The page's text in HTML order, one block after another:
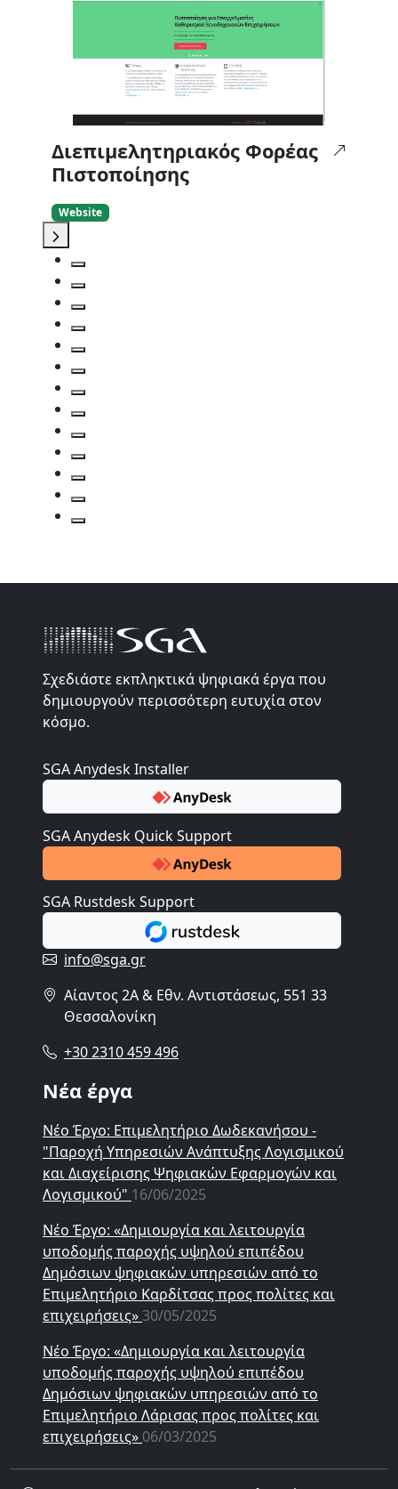
Διεπιμελητηριακός Φορέας
Πιστοποίησης
Website
Σχεδιάστε εκπληκτικά ψηφιακά έργα που
δημιουργούν περισσότερη ευτυχία στον
κόσμο.
SGA Anydesk Installer
SGA Anydesk Quick Support
SGA Rustdesk Support
info@sga.gr
Αίαντος 2A & Εθν. Αντιστάσεως, 551 33
Θεσσαλονίκη
+30 2310 459 496
Νέα έργα
Νέο Έργο: Επιμελητήριο Δωδεκανήσου -
"Παροχή Υπηρεσιών Ανάπτυξης Λογισμικού
και Διαχείρισης Ψηφιακών Εφαρμογών και
Λογισμικού" 16/06/2025
Νέο Έργο: «Δημιουργία και λειτουργία
υποδομής παροχής υψηλού επιπέδου
Δημόσιων ψηφιακών υπηρεσιών από το
Επιμελητήριο Καρδίτσας προς πολίτες και
επιχειρήσεις» 30/05/2025
Νέο Έργο: «Δημιουργία και λειτουργία
υποδομής παροχής υψηλού επιπέδου
Δημόσιων ψηφιακών υπηρεσιών από το
Επιμελητήριο Λάρισας προς πολίτες και
επιχειρήσεις» 06/03/2025